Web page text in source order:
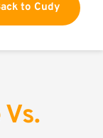
to Cudy